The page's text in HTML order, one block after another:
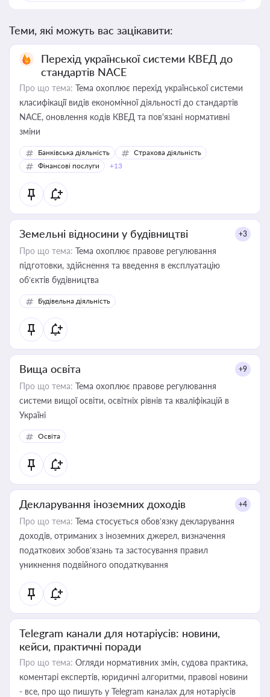
Теми, які можуть вас зацікавити:
Перехід української системи КВЕД до
стандартів NACE
Про що тема: Тема охоплює перехід української системи
класифікації видів економічної діяльності до стандартів
NACE, оновлення кодів КВЕД та пов'язані нормативні
зміни
Банківська діяльність
Страхова діяльність
Фінансові послуги
+13
Земельні відносини у будівництві +3
Про що тема: Тема охоплює правове регулювання
підготовки, здійснення та введення в експлуатацію
об’єктів будівництва
Будівельна діяльність
Вища освіта +9
Про що тема: Тема охоплює правове регулювання
системи вищої освіти, освітніх рівнів та кваліфікацій в
Україні
Освіта
Декларування іноземних доходів +4
Про що тема: Тема стосується обов’язку декларування
доходів, отриманих з іноземних джерел, визначення
податкових зобов’язань та застосування правил
уникнення подвійного оподаткування
Telegram канали для нотаріусів: новини,
кейси, практичні поради
Про що тема: Огляди нормативних змін, судова практика,
коментарі експертів, юридичні алгоритми, правові новини
- все, про що пишуть у Telegram каналах для нотаріусів